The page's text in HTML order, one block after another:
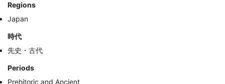
Regions
Japan
時代
先史・古代
Periods
Prehitoric and Ancient